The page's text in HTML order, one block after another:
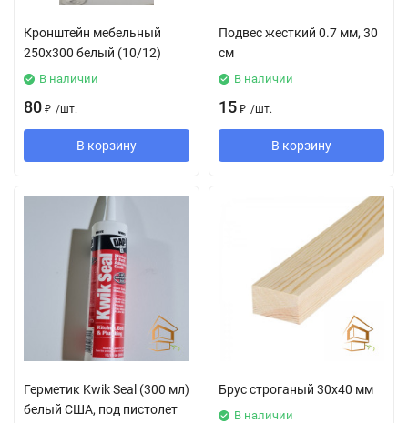
Кронштейн мебельный
250х300 белый (10/12)
В наличии
80 ₽ /шт.
В корзину
Подвес жесткий 0.7 мм, 30
см
В наличии
15 ₽ /шт.
В корзину
Герметик Kwik Seal (300 мл)
белый США, под пистолет
Брус строганый 30х40 мм
В наличии